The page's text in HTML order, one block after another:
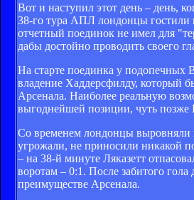
Вот и наступил этот день – день,
38-го тура АПЛ лондонцы гостили
отчетный поединок не имел для
дабы достойно проводить своего
На старте поединка у подопечных
владение Хаддерсфилду, который
Арсенала. Наиболее реальную
выгоднейшей позиции, чуть позже
Со временем лондонцы выровняли
угрожали, не приносили никакой
– на 38-й минуте Ляказетт
воротам – 0:1. После забитого
преимуществе Арсенала.